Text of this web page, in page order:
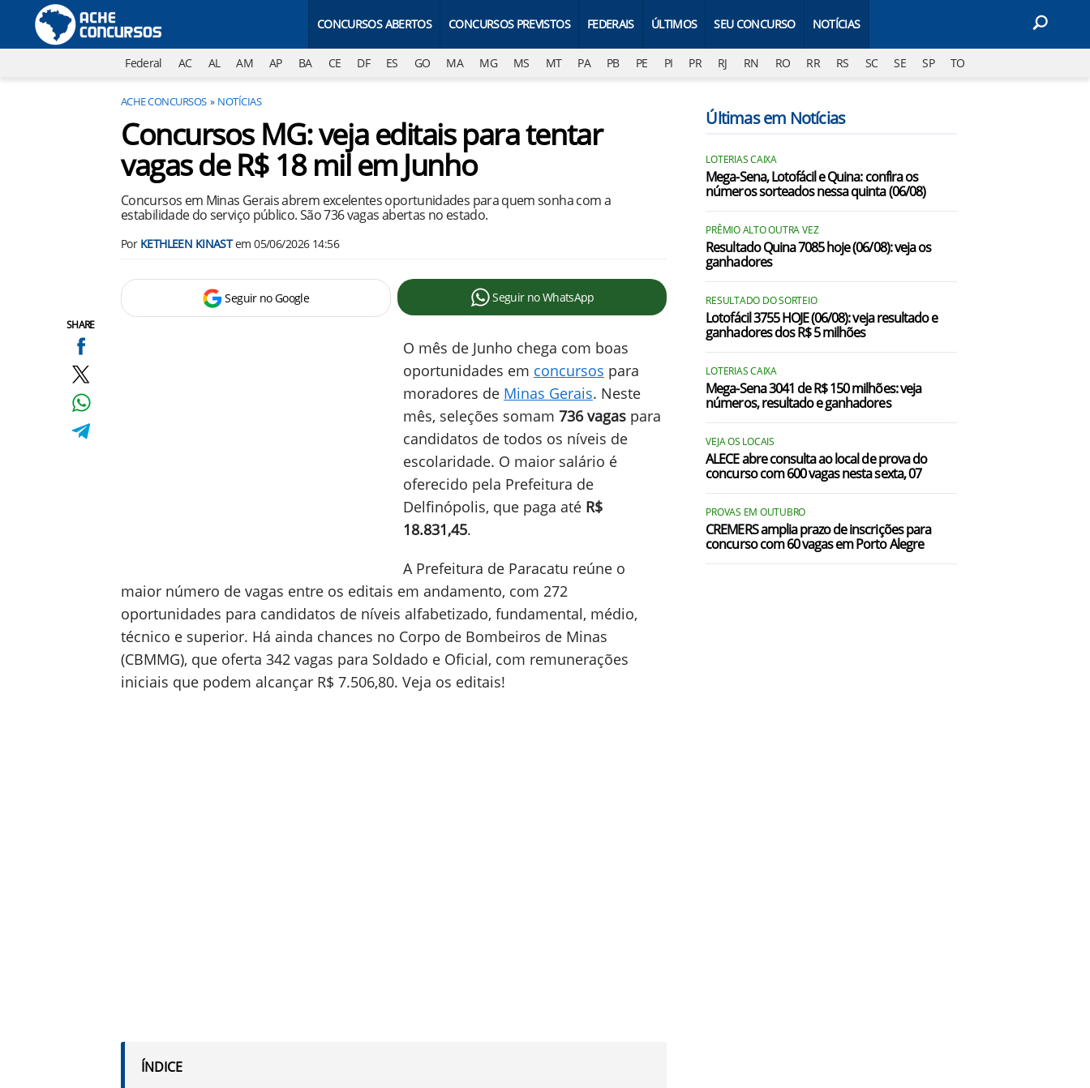
CONCURSOS ABERTOS CONCURSOS PREVISTOS FEDERAIS ÚLTIMOS SEU CONCURSO NOTÍCIAS
Federal AC AL AM AP BA CE DF ES GO MA MG MS MT PA PB PE PI PR RJ RN RO RR RS SC SE SP TO
ACHE CONCURSOS NOTÍCIAS
SHARE
Concursos MG: veja editais para tentar
vagas de R$ 18 mil em Junho
Concursos em Minas Gerais abrem excelentes oportunidades para quem sonha com a
estabilidade do serviço público. São 736 vagas abertas no estado.
Por KETHLEEN KINASTem05/06/2026 14:56
Seguir no Google Seguir no WhatsApp
O mês de Junho chega com boas
oportunidades em concursos para
moradores de Minas Gerais. Neste
mês, seleções somam 736 vagas para
candidatos de todos os níveis de
escolaridade. O maior salário é
oferecido pela Prefeitura de
Delfinópolis, que paga até R$
18.831,45.
A Prefeitura de Paracatu reúne o
maior número de vagas entre os editais em andamento, com 272
oportunidades para candidatos de níveis alfabetizado, fundamental, médio,
técnico e superior. Há ainda chances no Corpo de Bombeiros de Minas
(CBMMG), que oferta 342 vagas para Soldado e Oficial, com remunerações
iniciais que podem alcançar R$ 7.506,80. Veja os editais!
ÍNDICE
Últimas em Notícias
LOTERIAS CAIXA
Mega-Sena, Lotofácil e Quina: confira os
números sorteados nessa quinta (06/08)
PRÊMIO ALTO OUTRA VEZ
Resultado Quina 7085 hoje (06/08): veja os
ganhadores
RESULTADO DO SORTEIO
Lotofácil 3755 HOJE (06/08): veja resultado e
ganhadores dos R$ 5 milhões
LOTERIAS CAIXA
Mega-Sena 3041 de R$ 150 milhões: veja
números, resultado e ganhadores
VEJA OS LOCAIS
ALECE abre consulta ao local de prova do
concurso com 600 vagas nesta sexta, 07
PROVAS EM OUTUBRO
CREMERS amplia prazo de inscrições para
concurso com 60 vagas em Porto Alegre